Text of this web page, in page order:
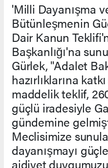
'Milli Dayanışma
Bütünleşmenin
Dair Kanun
Başkanlığı'na
Gürlek, "Adalet
hazırlıklarına
maddelik teklif,
güçlü iradesiyle
gündemine
Meclisimize
dayanışmayı
aidiyet